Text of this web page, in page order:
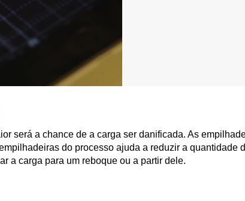
será a chance de a carga ser danificada. As
do processo ajuda a reduzir a
a carga para um reboque ou a partir dele.